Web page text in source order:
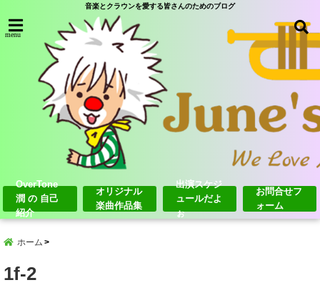
音楽とクラウンを愛する皆さんのためのブログ
menu
OverTone
潤 の 自己
紹介
オリジナル
楽曲作品集
出演スケジ
ュールだよ
ぉ
お問合せフ
ォーム
ホーム
1f-2